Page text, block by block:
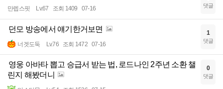
만렙스핏 Lv.67 조회 1409 07-16 댓글
던모 방송에서 얘기한거보면
너겟도둑 Lv.76 조회 1472 07-16
1
댓글
영웅 아바타 뽑고 승급서 받는 법, 로드나인 2주년 소환 챌
린지 해봤더니
0
댓글